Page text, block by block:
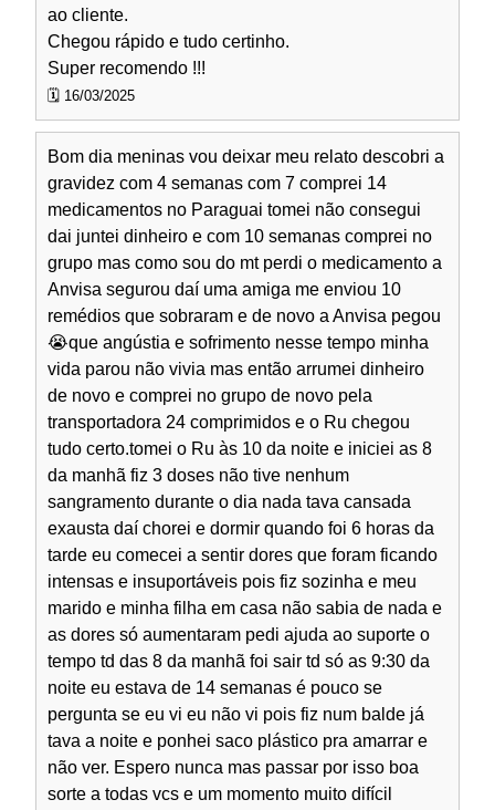
ao cliente.
Chegou rápido e tudo certinho.
Super recomendo !!!
🗓️ 16/03/2025
Bom dia meninas vou deixar meu relato descobri a
gravidez com 4 semanas com 7 comprei 14
medicamentos no Paraguai tomei não consegui
dai juntei dinheiro e com 10 semanas comprei no
grupo mas como sou do mt perdi o medicamento a
Anvisa segurou daí uma amiga me enviou 10
remédios que sobraram e de novo a Anvisa pegou
😭que angústia e sofrimento nesse tempo minha
vida parou não vivia mas então arrumei dinheiro
de novo e comprei no grupo de novo pela
transportadora 24 comprimidos e o Ru chegou
tudo certo.tomei o Ru às 10 da noite e iniciei as 8
da manhã fiz 3 doses não tive nenhum
sangramento durante o dia nada tava cansada
exausta daí chorei e dormir quando foi 6 horas da
tarde eu comecei a sentir dores que foram ficando
intensas e insuportáveis pois fiz sozinha e meu
marido e minha filha em casa não sabia de nada e
as dores só aumentaram pedi ajuda ao suporte o
tempo td das 8 da manhã foi sair td só as 9:30 da
noite eu estava de 14 semanas é pouco se
pergunta se eu vi eu não vi pois fiz num balde já
tava a noite e ponhei saco plástico pra amarrar e
não ver. Espero nunca mas passar por isso boa
sorte a todas vcs e um momento muito difícil